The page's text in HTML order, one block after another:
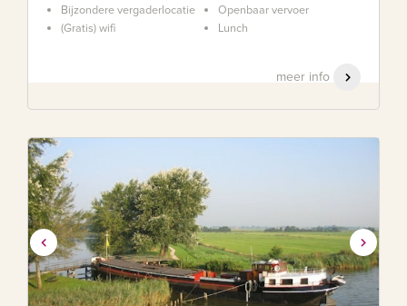
Bijzondere vergaderlocatie
(Gratis) wifi
Openbaar vervoer
Lunch
meer info